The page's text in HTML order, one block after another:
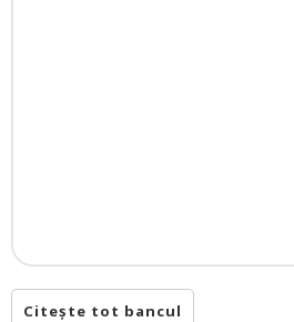
Citește tot bancul